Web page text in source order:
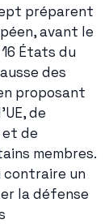
préparent
avant le
États du
des
proposant
de
de
membres.
un
la défense